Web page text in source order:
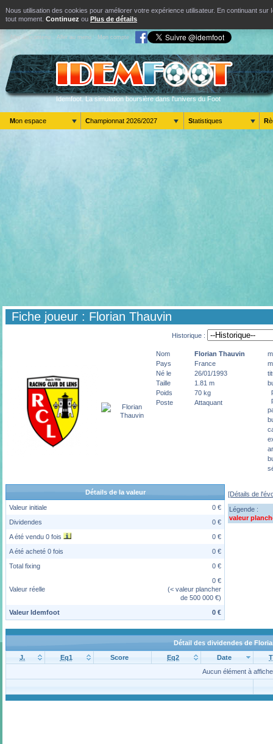
Nous utilisation des cookies pour améliorer votre expérience utilisateur. En continuant
tout moment. Continuez ou Plus de détails
Aller au contenu Aller au menu Mon compte
Idemfoot. La simulation boursière dans l'univers du Foot
Mon espace Championnat 2026/2027 Statistiques
Fiche joueur : Florian Thauvin
Historique :
Nom Florian Thauvin
Pays
France
Né le
26/01/1993
Taille
1.81 m
Poids
70 kg
Poste
Attaquant
Détails de la valeur
Valeur initiale
0 €
Dividendes
0 €
A été vendu 0 fois
0 €
A été acheté 0 fois
0 €
Total fixing
0 €
Valeur réelle
0 €
(< valeur plancher
de 500 000 €)
Valeur Idemfoot
0 €
[Détails de
Légende :
valeur
Détail des dividendes de
J.
Eq1 Score Eq2 Date
Aucun élément à